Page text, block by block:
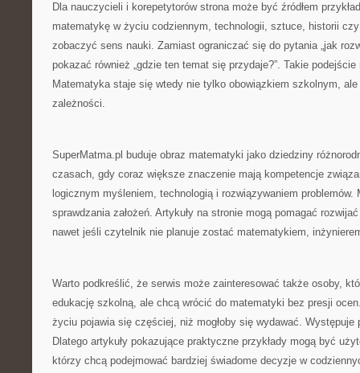
Dla nauczycieli i korepetytorów strona może być źródłem
matematykę w życiu codziennym, technologii, sztuce, historii
zobaczyć sens nauki. Zamiast ograniczać się do pytania „jak
pokazać również „gdzie ten temat się przydaje?”. Takie
Matematyka staje się wtedy nie tylko obowiązkiem szkolnym,
zależności.
SuperMatma.pl buduje obraz matematyki jako dziedziny
czasach, gdy coraz większe znaczenie mają kompetencje
logicznym myśleniem, technologią i rozwiązywaniem problemów.
sprawdzania założeń. Artykuły na stronie mogą pomagać
nawet jeśli czytelnik nie planuje zostać matematykiem,
Warto podkreślić, że serwis może zainteresować także osoby,
edukację szkolną, ale chcą wrócić do matematyki bez presji
życiu pojawia się częściej, niż mogłoby się wydawać. Występuje
Dlatego artykuły pokazujące praktyczne przykłady mogą być
którzy chcą podejmować bardziej świadome decyzje w